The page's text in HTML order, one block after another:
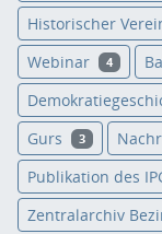
Historischer
Webinar 4
Gurs 3
Publikation des
Zentralarchiv